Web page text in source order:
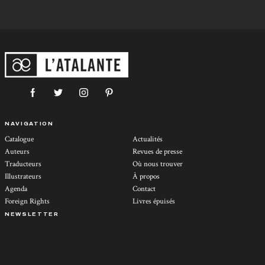
NAVIGATION
Catalogue
Auteurs
Traducteurs
Illustrateurs
Agenda
Foreign Rights
Actualités
Revues de presse
Où nous trouver
À propos
Contact
Livres épuisés
NEWSLETTER